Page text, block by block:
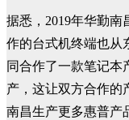
据悉，2019年华勤
作的台式机终端也从
同合作了一款笔记本
产，这让双方合作的
南昌生产更多惠普产